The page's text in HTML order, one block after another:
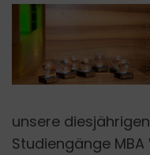
unsere
Studiengänge